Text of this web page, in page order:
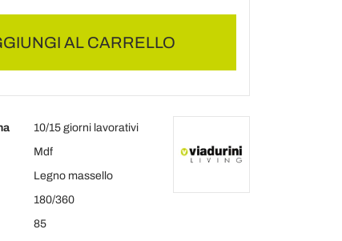
AL CARRELLO
10/15 giorni lavorativi
Mdf
Legno massello
180/360
85